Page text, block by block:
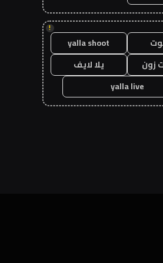
!
yalla shoot
زون
يلا لايف
yalla live